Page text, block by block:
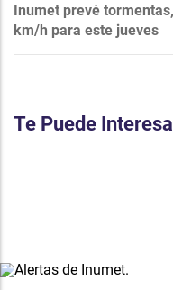
Inumet prevé
km/h para este jueves
Te Puede